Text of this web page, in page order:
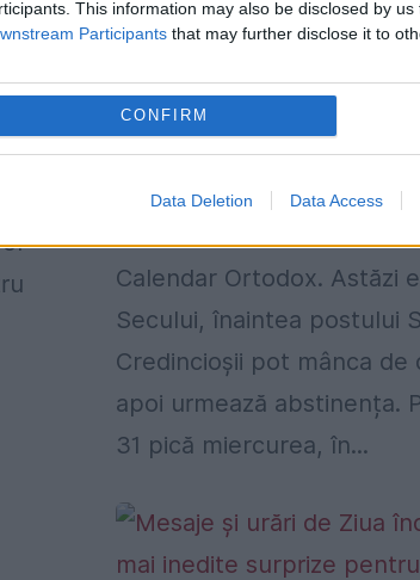
This information may also be disclosed by
Participants that may further disclose it to
CONFIRM
Data Deletion Data Access
vor
Calendar Ortodox, 30
Lăsata Secului și
adevăratului Sfânt
Calendar Ortodox. Astăzi
Secului, înaintea postului
Credincioșii pot mânca
apoi urmează abstinența.
31 pică miercurea, în...